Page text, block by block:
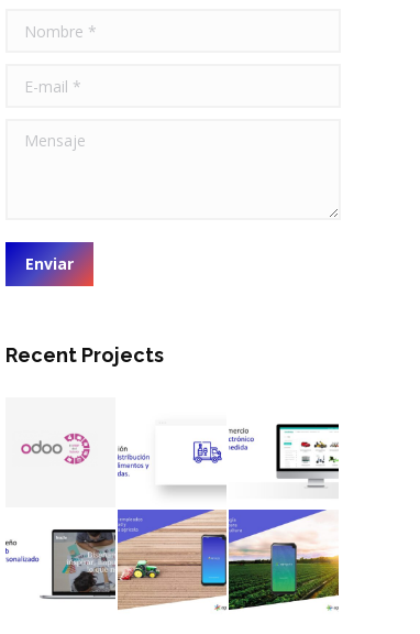
Nombre *
E-mail *
Mensaje
Enviar
Recent Projects